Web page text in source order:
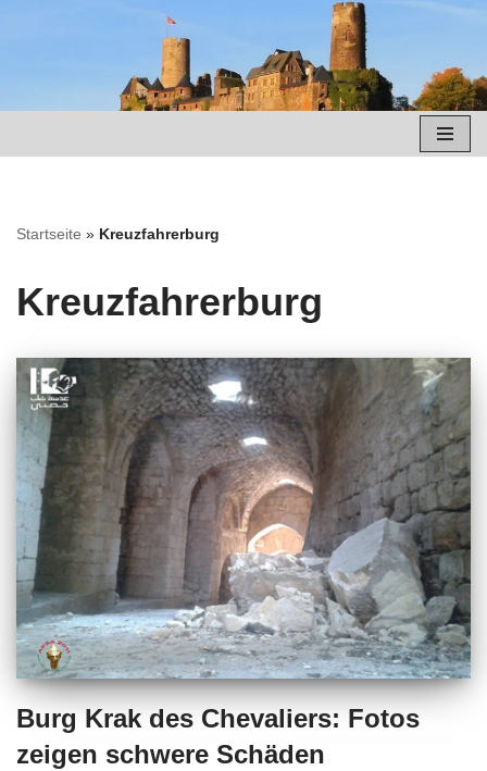
springen
Startseite » Kreuzfahrerburg
Kreuzfahrerburg
Burg Krak des Chevaliers: Fotos
zeigen schwere Schäden